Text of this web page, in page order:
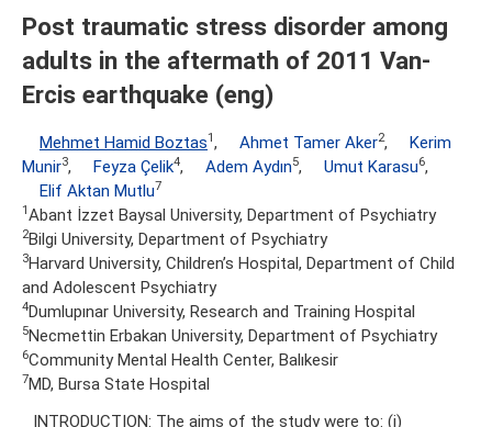
Post traumatic stress disorder among
adults in the aftermath of 2011 Van-
Ercis earthquake (eng)
Mehmet Hamid Boztas1, Ahmet Tamer Aker2,
Kerim
Munir3, Feyza Çelik4, Adem Aydın5, Umut Karasu6,
Elif Aktan Mutlu7
1Abant İzzet Baysal University, Department of Psychiatry
2Bilgi University, Department of Psychiatry
3Harvard University, Children’s Hospital, Department of Child
and Adolescent Psychiatry
4Dumlupınar University, Research and Training Hospital
5Necmettin Erbakan University, Department of Psychiatry
6Community Mental Health Center, Balıkesir
7MD, Bursa State Hospital
INTRODUCTION: The aims of the study were to: (i)